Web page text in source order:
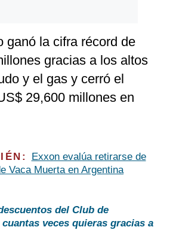
ganó la cifra récord de
gracias a los altos
y el gas y cerró el
29,600 millones en
Exxon evalúa retirarse de
Vaca Muerta en Argentina
del Club de
veces quieras gracias a